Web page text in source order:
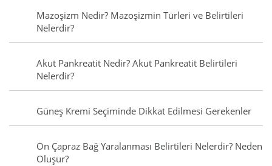
Mazoşizm Nedir? Mazoşizmin Türleri ve Belirtileri
Nelerdir?
Akut Pankreatit Nedir? Akut Pankreatit Belirtileri
Nelerdir?
Güneş Kremi Seçiminde Dikkat Edilmesi Gerekenler
Ön Çapraz Bağ Yaralanması Belirtileri Nelerdir? Neden
Oluşur?